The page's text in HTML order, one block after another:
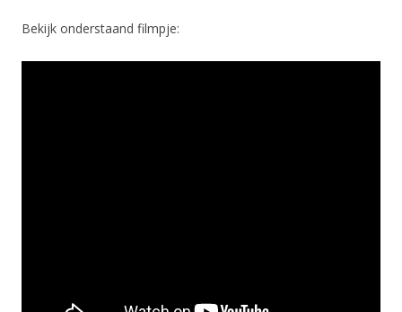
Bekijk onderstaand filmpje: